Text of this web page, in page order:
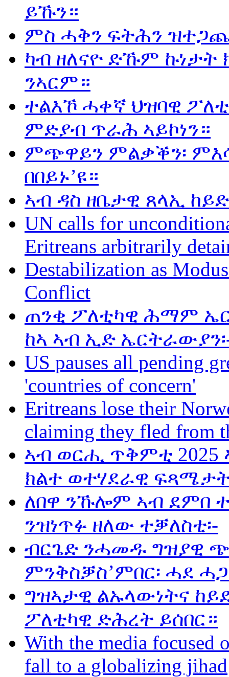
ይኹን።
ምስ ሓቅን ፍትሕን
ካብ ዘለናዮ ድኹም ኩነታት
ንኣርም።
ተልእኾ ሓቀኛ ህዝባዊ
ምድያብ ጥራሕ ኣይኮነን።
ምጭዋይን ምልቃቕን፡
በበይኑ’ዩ።
ኣብ ዳስ ዘቤታዊ ጸላኢ
UN calls for
Eritreans arbitrarily
Destabilization as
Conflict
ጠንቂ ፖለቲካዊ ሕማም
ከኣ ኣብ ኢድ
US pauses all pending
'countries of concern'
Eritreans lose their
claiming they fled from
ኣብ ወርሒ ጥቅምቲ 2025
ክልተ ወተሃደራዊ
ለበዋ ንኹሎም ኣብ ደምበ
ንዝነጥፉ ዘለው ተቓለስቲ፡-
ብርጌድ ንሓመዱ ግዝያዊ
ምንቅስቓስ’ምበር፡ ሓደ
ግዝኣታዊ ልኡላውነትና
ፖለቲካዊ ድሕረት ይሰበር።
With the media focused
fall to a globalizing jihad